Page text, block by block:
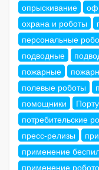
опрыскивание
охрана и роботы
персональные
подводные
пожарные
полевые роботы
помощники
потребительские
пресс-релизы
применение
применение